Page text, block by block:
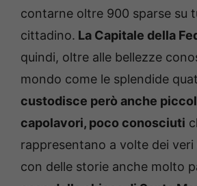
contarne oltre 900 sparse su
cittadino. La Capitale della
quindi, oltre alle bellezze
mondo come le splendide
custodisce però anche
capolavori, poco conosciuti
rappresentano a volte dei
con delle storie anche molto